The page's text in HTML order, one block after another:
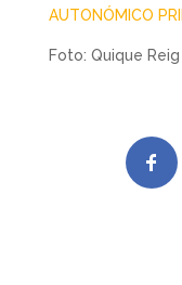
AUTONÓMICO
Foto: Quique Reig